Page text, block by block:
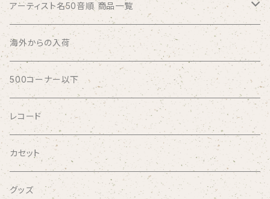
アーティスト名50音順 商品一覧
ABSOLUTE LOSERS
AFRICA
AGU
AIRCRAFT
airlie
海外からの入荷
500コーナー以下
レコード
カセット
グッズ